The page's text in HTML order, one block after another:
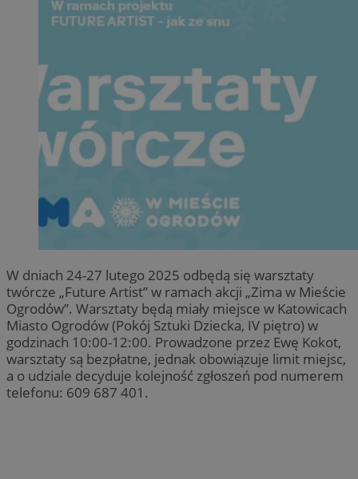
W dniach 24-27 lutego 2025 odbędą się warsztaty
twórcze „Future Artist” w ramach akcji „Zima w Mieście
Ogrodów”. Warsztaty będą miały miejsce w Katowicach
Miasto Ogrodów (Pokój Sztuki Dziecka, IV piętro) w
godzinach 10:00-12:00. Prowadzone przez Ewę Kokot,
warsztaty są bezpłatne, jednak obowiązuje limit miejsc,
a o udziale decyduje kolejność zgłoszeń pod numerem
telefonu: 609 687 401.